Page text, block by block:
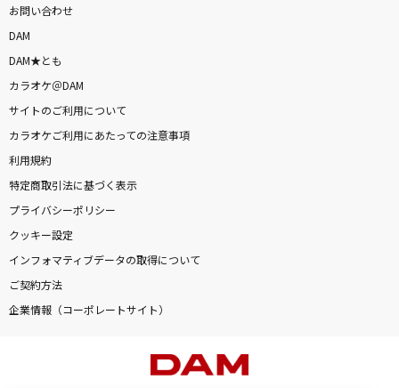
お問い合わせ
DAM
DAM★とも
カラオケ＠DAM
サイトのご利用について
カラオケご利用にあたっての注意事項
利用規約
特定商取引法に基づく表示
プライバシーポリシー
クッキー設定
インフォマティブデータの取得について
ご契約方法
企業情報（コーポレートサイト）